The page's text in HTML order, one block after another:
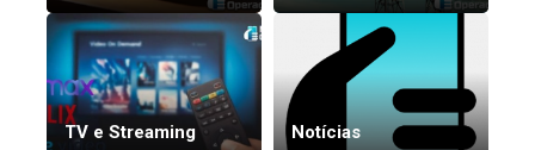
TV e Streaming Notícias